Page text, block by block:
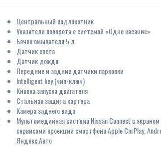
Центральный подлокотник
Указатели поворота с системой «Одно касание»
Бачок омывателя 5 л
Датчик света
Датчик дождя
Передние и задние датчики парковки
Intelligent key (чип-ключ)
Кнопка запуска двигателя
Стальная защита картера
Камера заднего вида
Мультимедийная система Nissan Connect с
сервисами проекции смартфона Apple CarPlay,
Яндекс.Авто